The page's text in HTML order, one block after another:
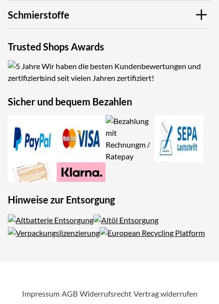
Schmierstoffe
Trusted Shops Awards
Wir haben die besten Kundenbewertungen und
sind seit vielen Jahren zertifiziert!
Sicher und bequem Bezahlen
Hinweise zur Entsorgung
Impressum AGB Widerrufsrecht Vertrag widerrufen